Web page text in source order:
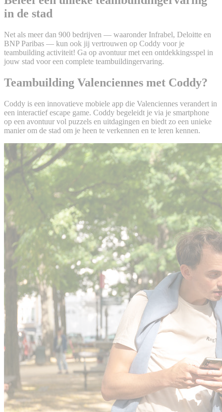
in de stad
Net als meer dan 900 bedrijven — waaronder Infrabel, Deloitte en
BNP Paribas — kun ook jij vertrouwen op Coddy voor je
teambuilding activiteit! Ga op avontuur met een ontdekkingsspel in
jouw stad voor een complete teambuildingervaring.
Teambuilding Valenciennes met Coddy?
Coddy is een innovatieve mobiele app die Valenciennes verandert in
een interactief escape game. Coddy begeleidt je via je smartphone
op een avontuur vol puzzels en uitdagingen en biedt zo een unieke
manier om de stad om je heen te verkennen en te leren kennen.